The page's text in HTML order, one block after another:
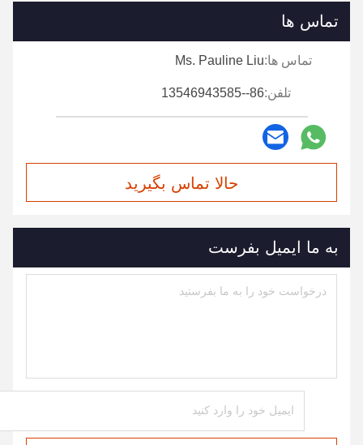
تماس ها
تماس ها:Ms. Pauline Liu
تلفن:86--13546943585
حالا تماس بگیرید
به ما ایمیل بفرست